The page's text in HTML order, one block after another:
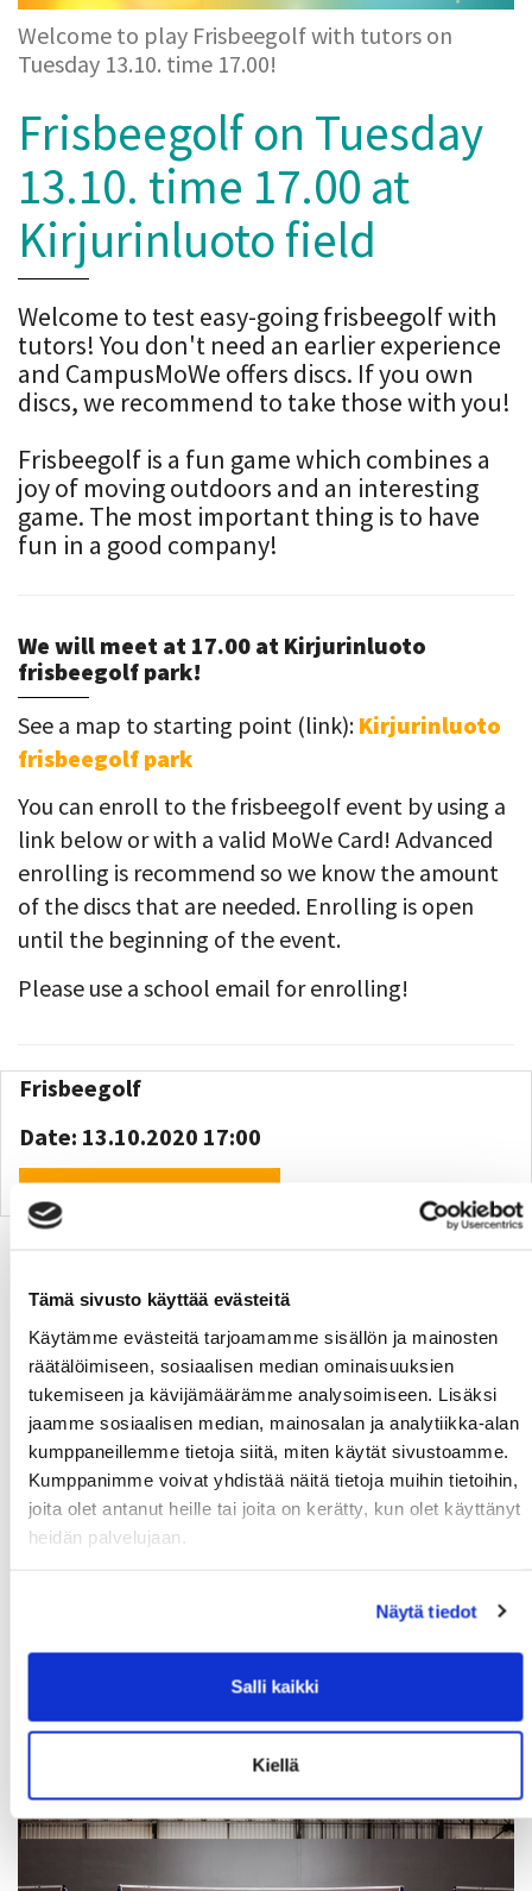
Tämä sivusto käyttää evästeitä
Käytämme evästeitä tarjoamamme sisällön ja mainosten
räätälöimiseen, sosiaalisen median ominaisuuksien
tukemiseen ja kävijämäärämme analysoimiseen. Lisäksi
jaamme sosiaalisen median, mainosalan ja analytiikka-alan
kumppaneillemme tietoja siitä, miten käytät sivustoamme.
Kumppanimme voivat yhdistää näitä tietoja muihin tietoihin,
joita olet antanut heille tai joita on kerätty, kun olet käyttänyt
heidän palvelujaan.
Näytä tiedot
Salli kaikki
Kiellä
Welcome to play Frisbeegolf with tutors on
Tuesday 13.10. time 17.00!
Frisbeegolf on Tuesday
13.10. time 17.00 at
Kirjurinluoto field
Welcome to test easy-going frisbeegolf with
tutors! You don't need an earlier experience
and CampusMoWe offers discs. If you own
discs, we recommend to take those with you!
Frisbeegolf is a fun game which combines a
joy of moving outdoors and an interesting
game. The most important thing is to have
fun in a good company!
We will meet at 17.00 at Kirjurinluoto
frisbeegolf park!
See a map to starting point (link): Kirjurinluoto
frisbeegolf park
You can enroll to the frisbeegolf event by using a
link below or with a valid MoWe Card! Advanced
enrolling is recommend so we know the amount
of the discs that are needed. Enrolling is open
until the beginning of the event.
Please use a school email for enrolling!
Frisbeegolf
Date: 13.10.2020 17:00
Latest news
06.08. Fall Calendars will be published on Mon 17.8.2026
29.07. Get your new MoWe Card now
24.06. Welcome new students!
12.06. Summer opening hours for gyms
10.06. Wanted: New instructors
MoWe Calendar
MoWe Calendar keeps you updated with
CampusMoWe services and events!